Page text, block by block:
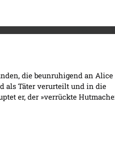
in Kontakt und offenbart seine
aus Mias
Morden eine düstere
Psyche.
die beunruhigend an
als Täter verurteilt und in die
er, der »verrückte
einem von Andreas' älterer
jährige Nichte Noelia. Das